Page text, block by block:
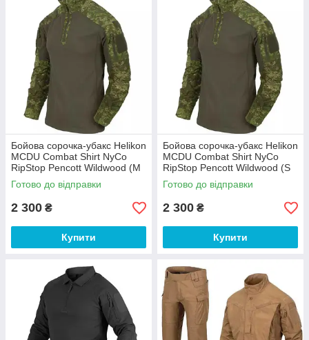
Бойова сорочка-убакс Helikon
MCDU Combat Shirt NyCo
RipStop Pencott Wildwood (М
— розмір)
Готово до відправки
2 300 ₴
Купити
Бойова сорочка-убакс Helikon
MCDU Combat Shirt NyCo
RipStop Pencott Wildwood (S
розмір)
Готово до відправки
2 300 ₴
Купити